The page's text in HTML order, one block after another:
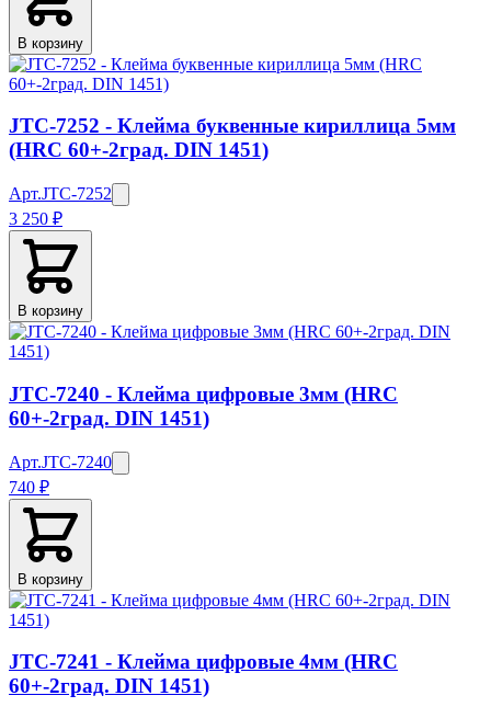
В корзину
JTC-7252 - Клейма буквенные кириллица 5мм
(HRC 60+-2град. DIN 1451)
Арт.JTC-7252
3 250 ₽
В корзину
JTC-7240 - Клейма цифровые 3мм (HRC
60+-2град. DIN 1451)
Арт.JTC-7240
740 ₽
В корзину
JTC-7241 - Клейма цифровые 4мм (HRC
60+-2град. DIN 1451)